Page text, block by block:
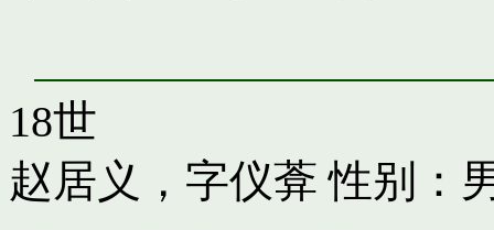
18世
赵居义，字仪葊 性别：